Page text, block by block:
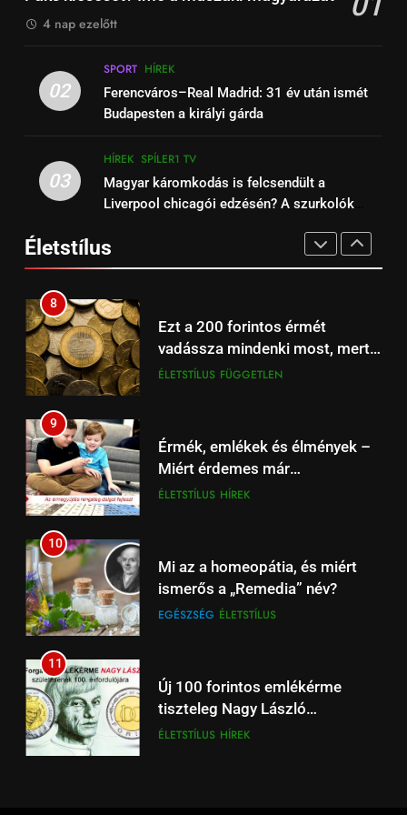
HÍREK SPÍLER1 TV
Barcelona – Real Madrid:
szuperkupa-döntő ma este –
Spíler2 és A Sport2 TV élőben
HÍREK SPÍLER2 TV
16
Arsenal – Liverpool
Spíler1 TV 21:00-tól élőben
17
Beharangozó: Fulham –
Liverpool Premier League
focimeccs ma az Aréna 4 TV-n
ÉLŐ FÜGGETLEN
18
Liverpool – Leeds: Újévi Premier
League rangadó – Szoboszlai
és Kerkez is a fókuszban
HÍREK SPORT
19
Tottenham – Liverpool
focimeccs: rangadó Londonban
– Spíler1 TV élőben 18:30-tól
SPÍLER1 TV SPORT
20
Liverpool – Brighton: Premier
League rangadó ma Anfieldben
– élőben a Spíler1 TV-n
HÍREK SPÍLER1 TV
4 nap ezelőtt
02
SPORT HÍREK
Ferencváros–Real Madrid: 31 év után ismét
Budapesten a királyi gárda
03
HÍREK SPÍLER1 TV
Magyar káromkodás is felcsendült a
Liverpool chicagói edzésén? A szurkolók
Életstílus
a Balatonon és a Velencei-tavon
Őrizzük meg mentális
egészségünket télen is!
7
5 egyszerű módszer, hogy ne
égj ki, ha otthonról dolgozol
8
Ezt a 200 forintos érmét
vadássza mindenki most, mert
sokszorosát éri (+videó)
ÉLETSTÍLUS FÜGGETLEN
9
Érmék, emlékek és élmények –
Miért érdemes már
gyermekkortól foglalkozni a
ÉLETSTÍLUS HÍREK
10
Mi az a homeopátia, és miért
ismerős a „Remedia” név?
EGÉSZSÉG ÉLETSTÍLUS
11
Új 100 forintos emlékérme
tiszteleg Nagy László
költészete előtt
ÉLETSTÍLUS HÍREK